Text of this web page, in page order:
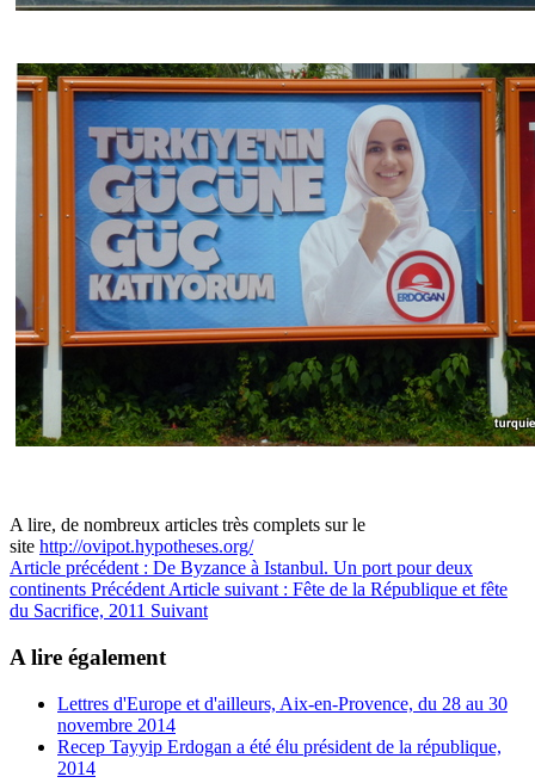
A lire, de nombreux articles très complets sur le
site http://ovipot.hypotheses.org/
Article précédent : De Byzance à Istanbul. Un port pour deux
continents Précédent Article suivant : Fête de la République et fête
du Sacrifice, 2011 Suivant
A lire également
Lettres d'Europe et d'ailleurs, Aix-en-Provence, du 28 au 30
novembre 2014
Recep Tayyip Erdogan a été élu président de la république,
2014